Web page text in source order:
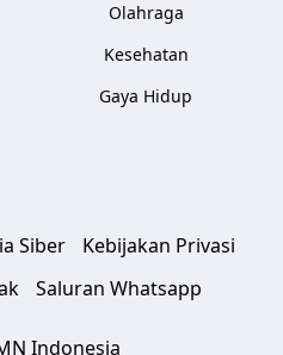
Olahraga
Kesehatan
Gaya Hidup
Siber
Kebijakan Privasi
Saluran Whatsapp
Indonesia